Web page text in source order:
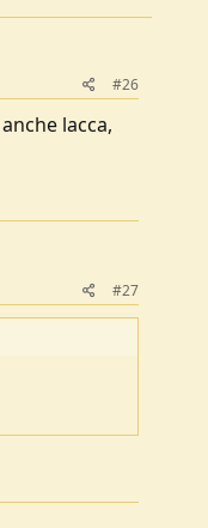
#26
lacca,
#27